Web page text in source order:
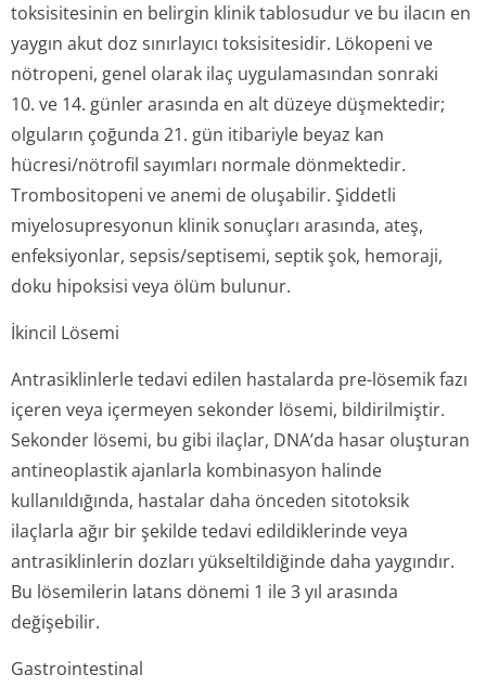
toksisitesinin en belirgin klinik tablosudur ve bu ilacın en
yaygın akut doz sınırlayıcı toksisitesidir. Lökopeni ve
nötropeni, genel olarak ilaç uygulamasından sonraki
10. ve 14. günler arasında en alt düzeye düşmektedir;
olguların çoğunda 21. gün itibariyle beyaz kan
hücresi/nötrofil sayımları normale dönmektedir.
Trombositopeni ve anemi de oluşabilir. Şiddetli
miyelosupresyonun klinik sonuçları arasında, ateş,
enfeksiyonlar, sepsis/septisemi, septik şok, hemoraji,
doku hipoksisi veya ölüm bulunur.
İkincil Lösemi
Antrasiklinlerle tedavi edilen hastalarda pre-lösemik fazı
içeren veya içermeyen sekonder lösemi, bildirilmiştir.
Sekonder lösemi, bu gibi ilaçlar, DNA’da hasar oluşturan
antineoplastik ajanlarla kombinasyon halinde
kullanıldığında, hastalar daha önceden sitotoksik
ilaçlarla ağır bir şekilde tedavi edildiklerinde veya
antrasiklinlerin dozları yükseltildiğinde daha yaygındır.
Bu lösemilerin latans dönemi 1 ile 3 yıl arasında
değişebilir.
Gastrointestinal